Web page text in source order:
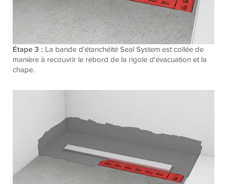
Étape 3 : La bande d'étanchéité Seal System est collée de
manière à recouvrir le rebord de la rigole d'évacuation et la
chape.